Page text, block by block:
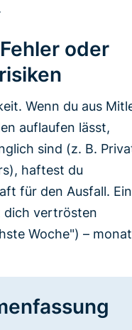
oder
Wenn du aus
auflaufen lässt,
sind (z. B.
haftest du
für den Ausfall.
dich vertrösten
Woche") –